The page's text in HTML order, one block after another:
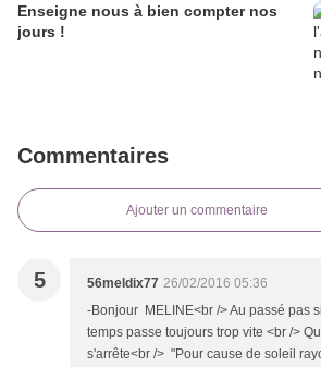
Enseigne nous à bien compter nos
jours !
Commentaires
Ajouter un commentaire
5 56meldix77 26/02/2016 05:36
-Bonjour MELINE<br /> Au passé pas
temps passe toujours trop vite <br />
s'arrête<br /> "Pour cause de soleil